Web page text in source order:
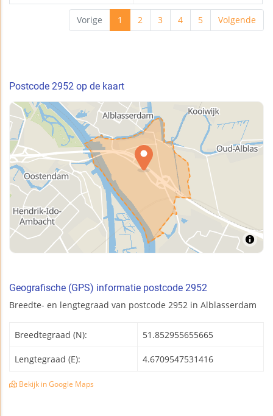
Vorige 1 2 3 4 5 Volgende
Postcode 2952 op de kaart
Geografische (GPS) informatie postcode 2952
Breedte- en lengtegraad van postcode 2952 in Alblasserdam
Breedtegraad (N): 51.852955655665
Lengtegraad (E): 4.6709547531416
Bekijk in Google Maps